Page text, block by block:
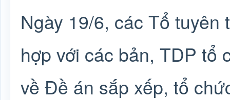
Ngày 19/6, các Tổ
hợp với các bản, TDP tổ
về Đề án sắp xếp, tổ